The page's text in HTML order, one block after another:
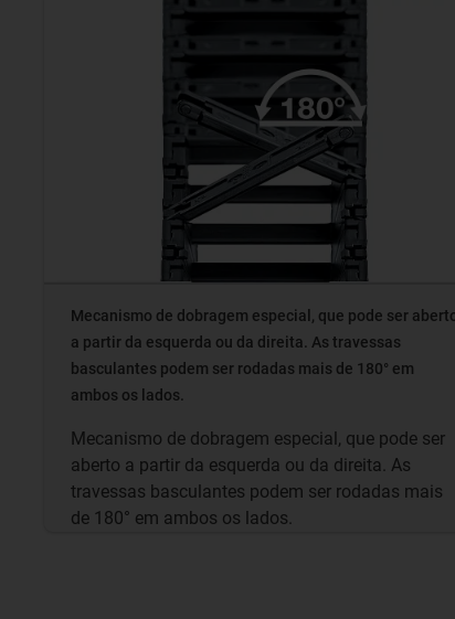
Mecanismo de dobragem especial, que pode ser
a partir da esquerda ou da direita. As travessas
basculantes podem ser rodadas mais de 180° em
ambos os lados.
Mecanismo de dobragem especial, que pode ser
aberto a partir da esquerda ou da direita. As
travessas basculantes podem ser rodadas mais
de 180° em ambos os lados.